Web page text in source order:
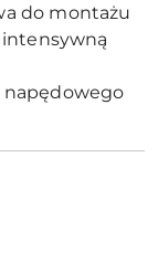
do montażu
napędowego